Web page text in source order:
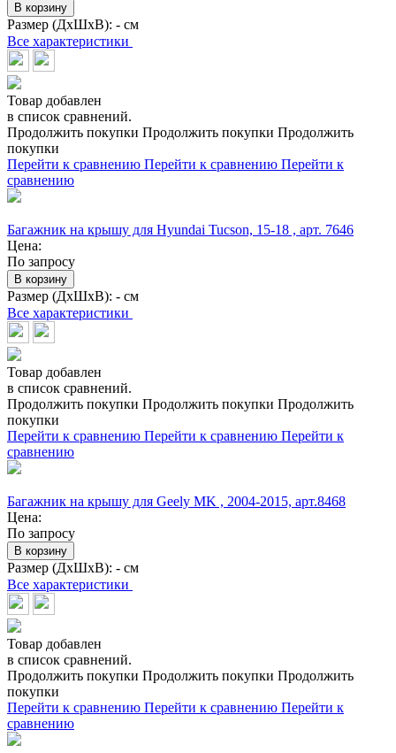
В корзину
Размер (ДхШхВ): - см
Все характеристики
Товар добавлен
в список сравнений.
Продолжить покупки Продолжить покупки Продолжить
покупки
Перейти к сравнению Перейти к сравнению Перейти к
сравнению
Багажник на крышу для Hyundai Tucson, 15-18 , арт. 7646
Цена:
По запросу
В корзину
Размер (ДхШхВ): - см
Все характеристики
Товар добавлен
в список сравнений.
Продолжить покупки Продолжить покупки Продолжить
покупки
Перейти к сравнению Перейти к сравнению Перейти к
сравнению
Багажник на крышу для Geely MK , 2004-2015, арт.8468
Цена:
По запросу
В корзину
Размер (ДхШхВ): - см
Все характеристики
Товар добавлен
в список сравнений.
Продолжить покупки Продолжить покупки Продолжить
покупки
Перейти к сравнению Перейти к сравнению Перейти к
сравнению